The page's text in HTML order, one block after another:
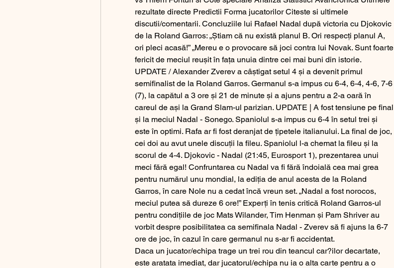
rezultate directe Predictii Forma jucatorilor Citeste si ultimele
discutii/comentarii. Concluziile lui Rafael Nadal după victoria cu Djokovic
de la Roland Garros: „Știam că nu există planul B. Ori respecți planul A,
ori pleci acasă!” „Mereu e o provocare să joci contra lui Novak. Sunt foarte
fericit de meciul reușit în fața unuia dintre cei mai buni din istorie.
UPDATE / Alexander Zverev a câștigat setul 4 și a devenit primul
semifinalist de la Roland Garros. Germanul s-a impus cu 6-4, 6-4, 4-6, 7-6
(7), la capătul a 3 ore și 21 de minute și a ajuns pentru a 2-a oară în
careul de ași la Grand Slam-ul parizian. UPDATE | A fost tensiune pe final
și la meciul Nadal - Sonego. Spaniolul s-a impus cu 6-4 în setul trei și
este în optimi. Rafa ar fi fost deranjat de țipetele italianului. La final de joc,
cei doi au avut unele discuții la fileu. Spaniolul l-a chemat la fileu și la
scorul de 4-4. Djokovic - Nadal (21:45, Eurosport 1), prezentarea unui
meci fără egal! Confruntarea cu Nadal va fi fără îndoială cea mai grea
pentru numărul unu mondial, la ediția de anul acesta de la Roland
Garros, în care Nole nu a cedat încă vreun set. „Nadal a fost norocos,
meciul putea să dureze 6 ore!” Experți în tenis critică Roland Garros-ul
pentru condițiile de joc Mats Wilander, Tim Henman și Pam Shriver au
vorbit despre posibilitatea ca semifinala Nadal - Zverev să fi ajuns la 6-7
ore de joc, în cazul în care germanul nu s-ar fi accidentat.
Daca un jucator/echipa trage un trei rou din teancul car?ilor decartate,
este aratata imediat, dar jucatorul/echipa nu ia o alta carte pentru a o